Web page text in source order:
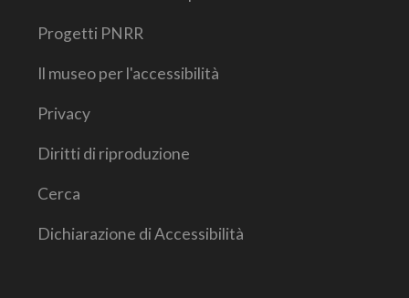
Progetti PNRR
Il museo per l'accessibilità
Privacy
Diritti di riproduzione
Cerca
Dichiarazione di Accessibilità